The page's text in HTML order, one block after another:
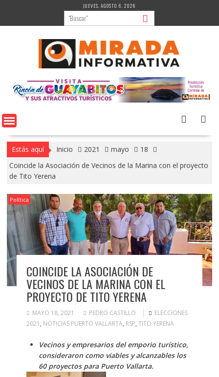
contenido
JUEVES, AGOSTO 6, 2026
Estás aquí Inicio 2021 mayo
18
Coincide la Asociación de Vecinos de la Marina con el proyecto
de Tito Yerena
Política
COINCIDE LA ASOCIACIÓN DE
VECINOS DE LA MARINA CON EL
PROYECTO DE TITO YERENA
MAYO 18, 2021 PEDRO CASTILLO
ELECCIONES
2021 , NOTICIAS PUERTO VALLARTA, RSP, TITO YERENA
Vecinos y empresarios del emporio turístico,
consideraron como viables y alcanzables los
60 proyectos para Puerto Vallarta.